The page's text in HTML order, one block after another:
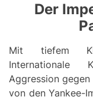
Der
Mit tiefem
Internationale
Aggression
von den Yankee-